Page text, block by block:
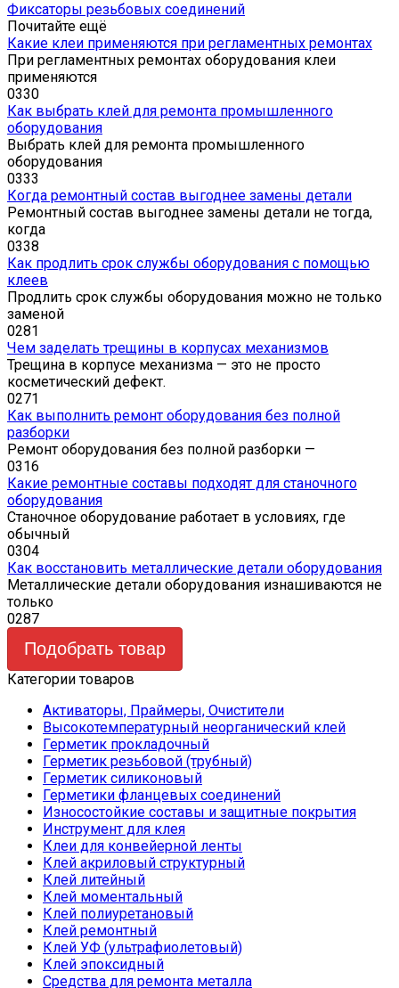
Фиксаторы резьбовых соединений
Почитайте ещё
Какие клеи применяются при регламентных ремонтах
При регламентных ремонтах оборудования клеи
применяются
0330
Как выбрать клей для ремонта промышленного
оборудования
Выбрать клей для ремонта промышленного
оборудования
0333
Когда ремонтный состав выгоднее замены детали
Ремонтный состав выгоднее замены детали не тогда,
когда
0338
Как продлить срок службы оборудования с помощью
клеев
Продлить срок службы оборудования можно не только
заменой
0281
Чем заделать трещины в корпусах механизмов
Трещина в корпусе механизма — это не просто
косметический дефект.
0271
Как выполнить ремонт оборудования без полной
разборки
Ремонт оборудования без полной разборки —
0316
Какие ремонтные составы подходят для станочного
оборудования
Станочное оборудование работает в условиях, где
обычный
0304
Как восстановить металлические детали оборудования
Металлические детали оборудования изнашиваются не
только
0287
Подобрать товар
Категории товаров
Активаторы, Праймеры, Очистители
Высокотемпературный неорганический клей
Герметик прокладочный
Герметик резьбовой (трубный)
Герметик силиконовый
Герметики фланцевых соединений
Износостойкие составы и защитные покрытия
Инструмент для клея
Клеи для конвейерной ленты
Клей акриловый структурный
Клей литейный
Клей моментальный
Клей полиуретановый
Клей ремонтный
Клей УФ (ультрафиолетовый)
Клей эпоксидный
Средства для ремонта металла